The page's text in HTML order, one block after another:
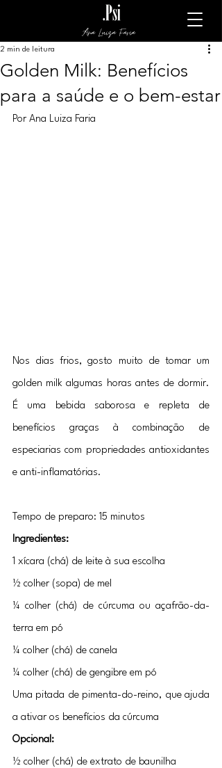
Ana Luiza Faria
Golden Milk: Benefícios
para a saúde e o bem-estar
2 min de leitura
Por Ana Luiza Faria
Nos dias frios, gosto muito de tomar um
golden milk algumas horas antes de dormir.
É uma bebida saborosa e repleta de
benefícios graças à combinação de
especiarias com propriedades antioxidantes
e anti-inflamatórias.
Tempo de preparo: 15 minutos
Ingredientes:
1 xícara (chá) de leite à sua escolha
½ colher (sopa) de mel
¼ colher (chá) de cúrcuma ou açafrão-da-
terra em pó
¼ colher (chá) de canela
¼ colher (chá) de gengibre em pó
Uma pitada de pimenta-do-reino, que ajuda
a ativar os benefícios da cúrcuma
Opcional:
½ colher (chá) de extrato de baunilha